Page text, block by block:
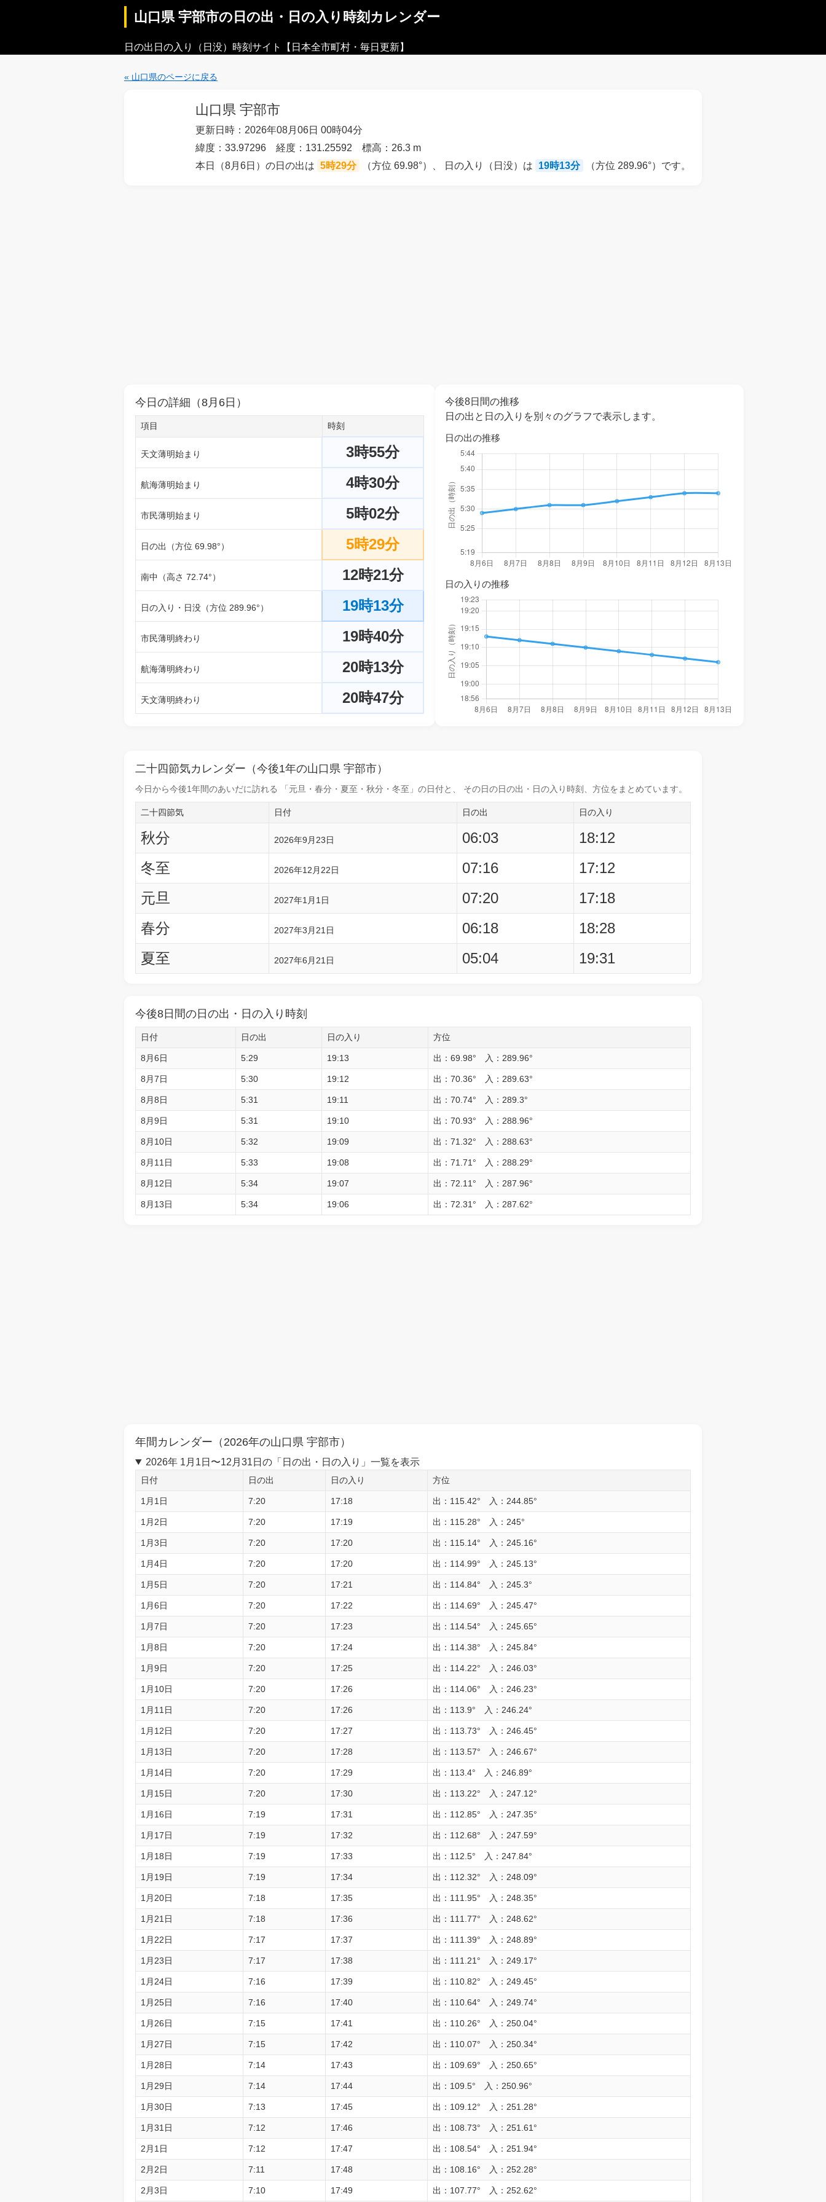
山口県 宇部市の日の出・日の入り時刻カレンダー
日の出日の入り（日没）時刻サイト【日本全市町村・毎日更新】
« 山口県のページに戻る
山口県 宇部市
更新日時：2026年08月06日 00時04分
緯度：33.97296 経度：131.25592 標高：26.3 m
本日（8月6日）の日の出は 5時29分 （方位 69.98°）、 日の入り（日没）は 19時13分 （方位 289.96°）です。
今日の詳細（8月6日）
項目 時刻
天文薄明始まり 3時55分
航海薄明始まり 4時30分
市民薄明始まり 5時02分
日の出（方位 69.98°） 5時29分
南中（高さ 72.74°） 12時21分
日の入り・日没（方位 289.96°） 19時13分
市民薄明終わり 19時40分
航海薄明終わり 20時13分
天文薄明終わり 20時47分
今後8日間の推移
日の出と日の入りを別々のグラフで表示します。
日の出の推移
日の入りの推移
二十四節気カレンダー（今後1年の山口県 宇部市）
今日から今後1年間のあいだに訪れる 「元旦・春分・夏至・秋分・冬至」の日付と、 その日の日の出・日の入り時刻 、方位をまとめています。
二十四節気 日付 日の出 日の入り
秋分 2026年9月23日 06:03
18:12
冬至
2026年12月22日 07:16
17:12
元旦
2027年1月1日 07:20
17:18
春分
2027年3月21日 06:18
18:28
夏至
2027年6月21日 05:04 19:31
今後8日間の日の出・日の入り時刻
日付 日の出 日の入り 方位
8月6日 5:29 19:13 出：69.98° 入：289.96°
8月7日 5:30 19:12 出：70.36° 入：289.63°
8月8日 5:31 19:11 出：70.74° 入：289.3°
8月9日 5:31 19:10 出：70.93° 入：288.96°
8月10日 5:32 19:09 出：71.32° 入：288.63°
8月11日 5:33 19:08 出：71.71° 入：288.29°
8月12日 5:34 19:07 出：72.11° 入：287.96°
8月13日 5:34 19:06 出：72.31° 入：287.62°
年間カレンダー（2026年の山口県 宇部市）
2026年 1月1日〜12月31日の「日の出・日の入り」一覧を表示
日付 日の出 日の入り 方位
1月1日 7:20 17:18 出：115.42° 入：244.85°
1月2日 7:20 17:19 出：115.28° 入：245°
1月3日 7:20 17:20 出：115.14° 入：245.16°
1月4日 7:20 17:20 出：114.99° 入：245.13°
1月5日 7:20 17:21 出：114.84° 入：245.3°
1月6日 7:20 17:22 出：114.69° 入：245.47°
1月7日 7:20 17:23 出：114.54° 入：245.65°
1月8日 7:20 17:24 出：114.38° 入：245.84°
1月9日 7:20 17:25 出：114.22° 入：246.03°
1月10日 7:20 17:26 出：114.06° 入：246.23°
1月11日 7:20 17:26 出：113.9° 入：246.24°
1月12日 7:20 17:27 出：113.73° 入：246.45°
1月13日 7:20 17:28 出：113.57° 入：246.67°
1月14日 7:20 17:29 出：113.4° 入：246.89°
1月15日 7:20 17:30 出：113.22° 入：247.12°
1月16日 7:19 17:31 出：112.85° 入：247.35°
1月17日 7:19 17:32 出：112.68° 入：247.59°
1月18日 7:19 17:33 出：112.5° 入：247.84°
1月19日 7:19 17:34 出：112.32° 入：248.09°
1月20日 7:18 17:35 出：111.95° 入：248.35°
1月21日 7:18 17:36 出：111.77° 入：248.62°
1月22日 7:17 17:37 出：111.39° 入：248.89°
1月23日 7:17 17:38 出：111.21° 入：249.17°
1月24日 7:16 17:39 出：110.82° 入：249.45°
1月25日 7:16 17:40 出：110.64° 入：249.74°
1月26日 7:15 17:41 出：110.26° 入：250.04°
1月27日 7:15 17:42 出：110.07° 入：250.34°
1月28日 7:14 17:43 出：109.69° 入：250.65°
1月29日 7:14 17:44 出：109.5° 入：250.96°
1月30日 7:13 17:45 出：109.12° 入：251.28°
1月31日 7:12 17:46 出：108.73° 入：251.61°
2月1日 7:12 17:47 出：108.54° 入：251.94°
2月2日 7:11 17:48 出：108.16° 入：252.28°
2月3日 7:10 17:49 出：107.77° 入：252.62°